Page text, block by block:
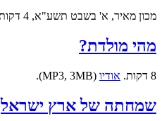
מכון מאיר, א' בשבט תשע"א, 4 דקות.
מהי מולדת?
8 דקות. אודיו (MP3, 3MB).
שמחתה של ארץ ישראל